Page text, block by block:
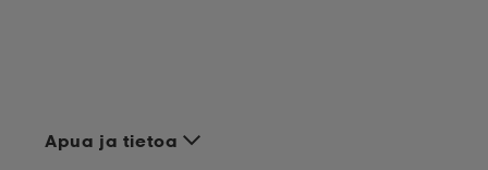
Apua ja tietoa